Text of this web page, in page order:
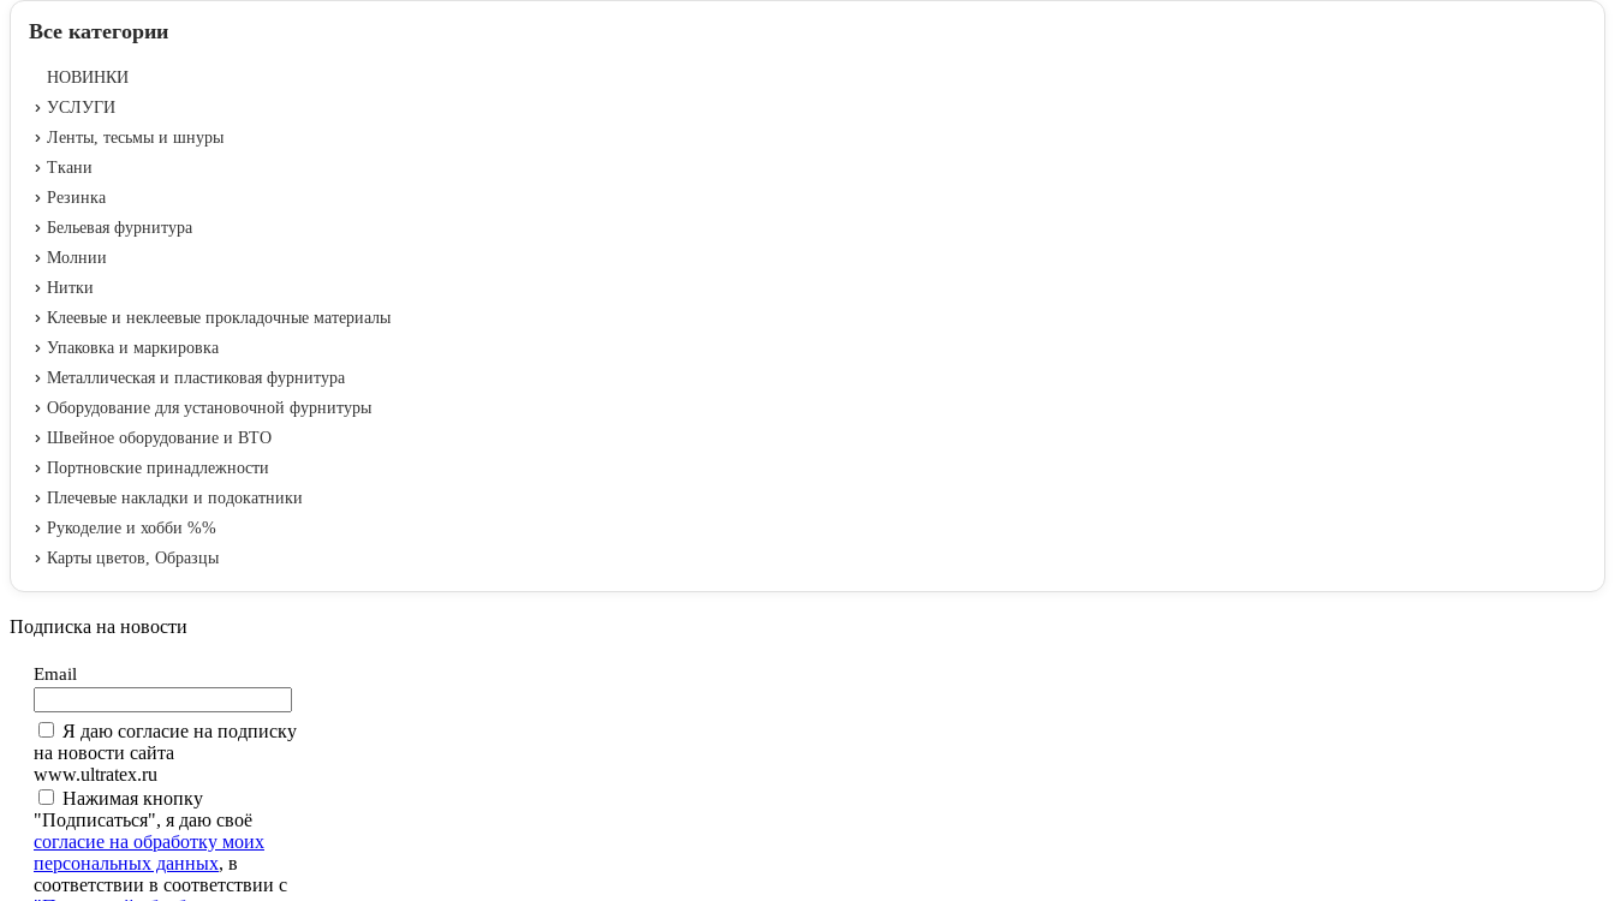
Все категории
НОВИНКИ
УСЛУГИ
Ленты, тесьмы и шнуры
Ткани
Резинка
Бельевая фурнитура
Молнии
Нитки
Клеевые и неклеевые прокладочные материалы
Упаковка и маркировка
Металлическая и пластиковая фурнитура
Оборудование для установочной фурнитуры
Швейное оборудование и ВТО
Портновские принадлежности
Плечевые накладки и подокатники
Рукоделие и хобби %%
Карты цветов, Образцы
Подписка на новости
Email
Я даю согласие на подписку
на новости сайта
www.ultratex.ru
Нажимая кнопку
"Подписаться", я даю своё
согласие на обработку моих
персональных данных, в
соответствии в соответствии с